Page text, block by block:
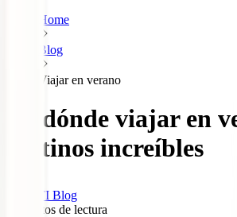
Home
Blog
Viajar en verano
¿A dónde viajar en
destinos increíbles
IATI Blog
minutos de lectura